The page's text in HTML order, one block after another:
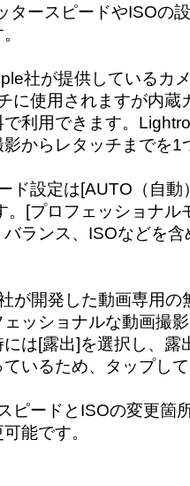
タースピードやISOの
社が提供しているカ
に使用されますが内蔵
利用できます。
からレタッチまでを1
ド設定は[AUTO（自動
。[プロフェッショナル
ランス、ISOなどを
が開発した動画専用の
ッショナルな動画撮
は[露出]を選択し、露
いるため、タップし
ピードとISOの変更箇
能です。